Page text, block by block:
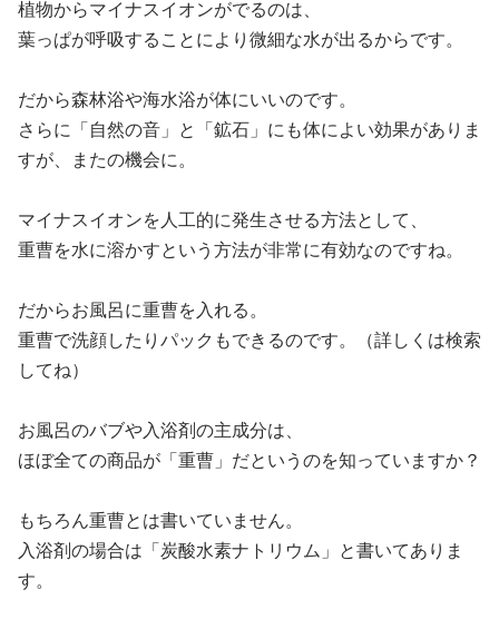
植物からマイナスイオンがでるのは、
葉っぱが呼吸することにより微細な水が出るからです。
だから森林浴や海水浴が体にいいのです。
さらに「自然の音」と「鉱石」にも体によい効果がありま
すが、またの機会に。
マイナスイオンを人工的に発生させる方法として、
重曹を水に溶かすという方法が非常に有効なのですね。
だからお風呂に重曹を入れる。
重曹で洗顔したりパックもできるのです。（詳しくは検索
してね）
お風呂のバブや入浴剤の主成分は、
ほぼ全ての商品が「重曹」だというのを知っていますか？
もちろん重曹とは書いていません。
入浴剤の場合は「炭酸水素ナトリウム」と書いてありま
す。